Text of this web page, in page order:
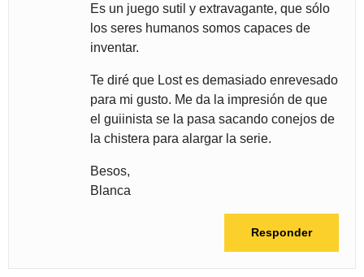
Es un juego sutil y extravagante, que sólo
los seres humanos somos capaces de
inventar.
Te diré que Lost es demasiado enrevesado
para mi gusto. Me da la impresión de que
el guiinista se la pasa sacando conejos de
la chistera para alargar la serie.
Besos,
Blanca
Responder